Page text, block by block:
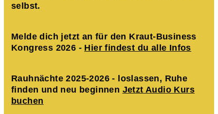
selbst.
Melde dich jetzt an für den Kraut-Business
Kongress 2026 - Hier findest du alle Infos
Rauhnächte 2025-2026 - loslassen, Ruhe
finden und neu beginnen Jetzt Audio Kurs
buchen